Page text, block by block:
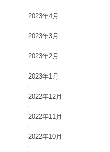
2023年4月
2023年3月
2023年2月
2023年1月
2022年12月
2022年11月
2022年10月